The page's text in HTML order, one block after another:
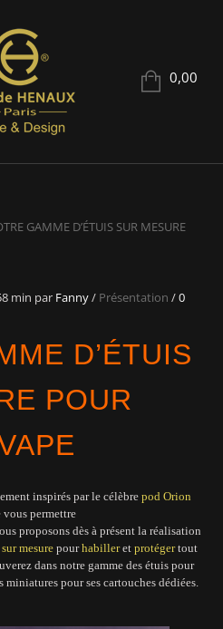
0,00
GAMME D’ÉTUIS SUR MESURE
min par Fanny/ Présentation /0
D’ÉTUIS
POUR
inspirés par le célèbre pod Orion
permettre
proposons dès à présent la réalisation
sur mesure pourhabilleret protégertout
dans notre gamme des étuis pour
miniatures pour ses cartouches dédiées.